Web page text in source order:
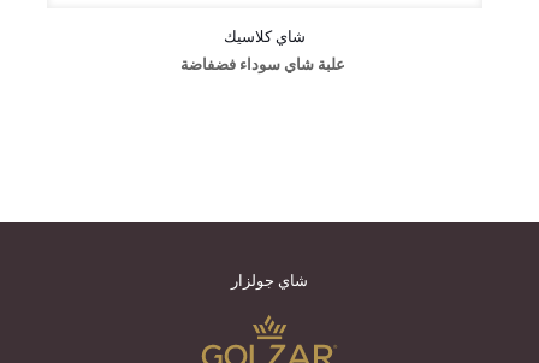
شاي كلاسيك
علبة شاي سوداء فضفاضة
شاي جولزار